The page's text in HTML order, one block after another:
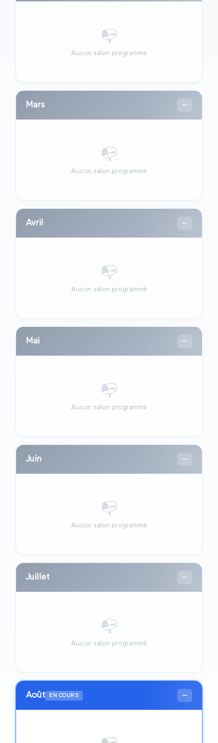
📭
Aucun salon programmé
Mars —
📭
Aucun salon programmé
Avril —
📭
Aucun salon programmé
Mai —
📭
Aucun salon programmé
Juin —
📭
Aucun salon programmé
Juillet —
📭
Aucun salon programmé
Août EN COURS —